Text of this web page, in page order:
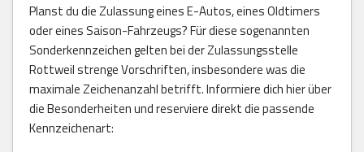
Planst du die Zulassung eines E-Autos, eines Oldtimers
oder eines Saison-Fahrzeugs? Für diese sogenannten
Sonderkennzeichen gelten bei der Zulassungsstelle
Rottweil strenge Vorschriften, insbesondere was die
maximale Zeichenanzahl betrifft. Informiere dich hier über
die Besonderheiten und reserviere direkt die passende
Kennzeichenart: